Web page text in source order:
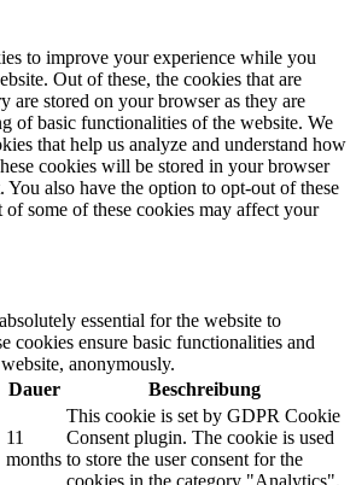
to improve your experience while you
Out of these, the cookies that are
are stored on your browser as they are
of basic functionalities of the website. We
that help us analyze and understand how
cookies will be stored in your browser
also have the option to opt-out of these
some of these cookies may affect your
essential for the website to
cookies ensure basic functionalities and
anonymously.
Dauer Beschreibung
11
months
This cookie is set by GDPR Cookie
Consent plugin. The cookie is used
to store the user consent for the